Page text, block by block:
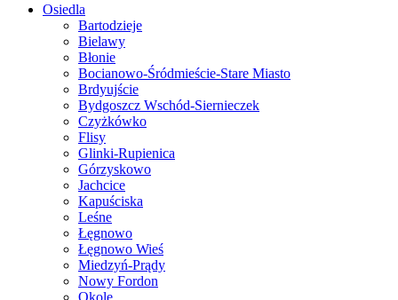
Osiedla
Bartodzieje
Bielawy
Błonie
Bocianowo-Śródmieście-Stare Miasto
Brdyujście
Bydgoszcz Wschód-Siernieczek
Czyżkówko
Flisy
Glinki-Rupienica
Górzyskowo
Jachcice
Kapuściska
Leśne
Łęgnowo
Łęgnowo Wieś
Miedzyń-Prądy
Nowy Fordon
Okole